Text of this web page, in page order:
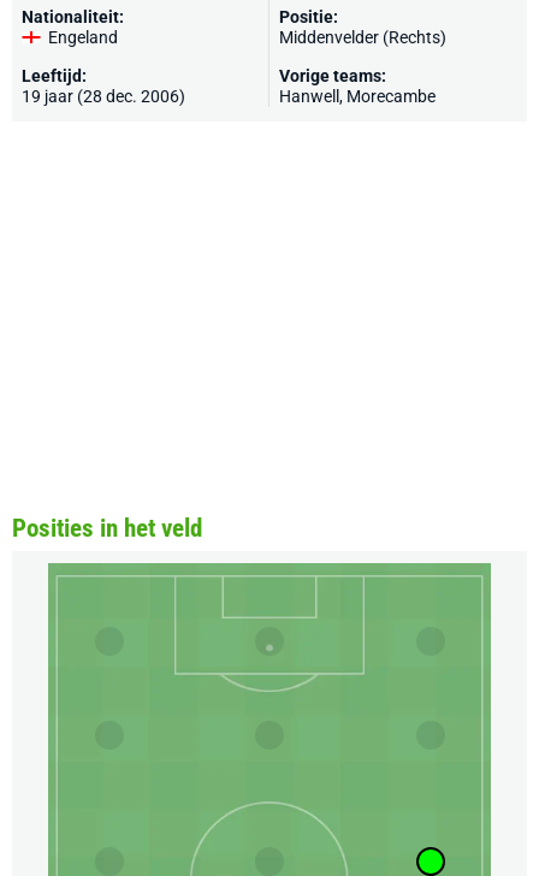
Nationaliteit:
Engeland
Leeftijd:
19 jaar (28 dec. 2006)
Positie:
Middenvelder (Rechts)
Vorige teams:
Hanwell , Morecambe
Posities in het veld